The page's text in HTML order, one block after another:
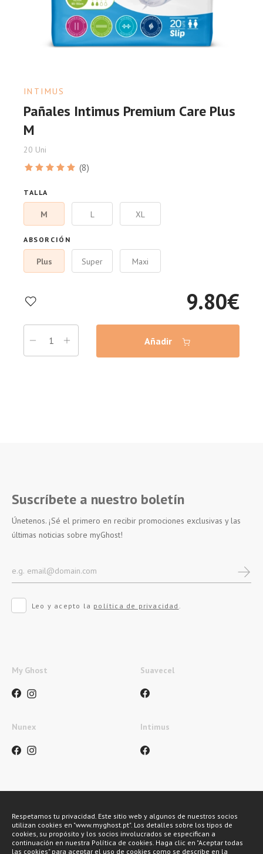
INTIMUS
Pañales Intimus Premium Care Plus
M
20 Uni
(8)
TALLA
M L XL
ABSORCIÓN
Plus Super Maxi
9.80€
Añadir
Suscríbete a nuestro boletín
Únetenos. ¡Sé el primero en recibir promociones exclusivas y las
últimas noticias sobre myGhost!
Leo y acepto la política de privacidad
My Ghost Suavecel
Nunex Intimus
Métodos de pagamento
Respetamos tu privacidad. Este sitio web y algunos de nuestros socios
utilizan cookies en "www.myghost.pt". Los detalles sobre los tipos de
cookies, su propósito y los socios involucrados se especifican a
continuación en nuestra Política de cookies. Haga clic en "Aceptar todas
las cookies" para aceptar el uso de cookies como se describe en la